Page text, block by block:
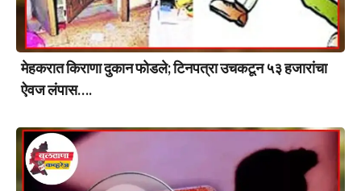
मेहकरात किराणा दुकान फोडले; टिनपत्रा उचकटून ५३ हजारांचा
ऐवज लंपास….